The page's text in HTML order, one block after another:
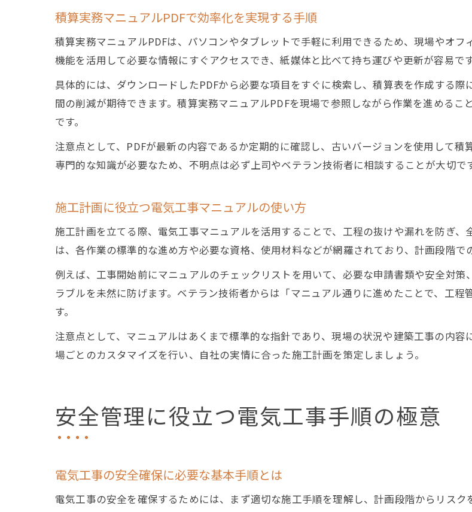
積算実務マニュアルPDFで効率化を実現する手順
積算実務マニュアルPDFは、パソコンやタブレットで手軽に利用できるため、現場やオ
機能を活用して必要な情報にすぐアクセスでき、紙媒体と比べて持ち運びや更新が容易です
具体的には、ダウンロードしたPDFから必要な項目をすぐに検索し、積算表を作成する
間の削減が期待できます。積算実務マニュアルPDFを現場で参照しながら作業を進める
です。
注意点として、PDFが最新の内容であるか定期的に確認し、古いバージョンを使用して
専門的な知識が必要なため、不明点は必ず上司やベテラン技術者に相談することが大切です
施工計画に役立つ電気工事マニュアルの使い方
施工計画を立てる際、電気工事マニュアルを活用することで、工程の抜けや漏れを防ぎ
は、各作業の標準的な進め方や必要な資格、使用材料などが網羅されており、計画段階で
例えば、工事開始前にマニュアルのチェックリストを用いて、必要な申請書類や安全対
ラブルを未然に防げます。ベテラン技術者からは「マニュアル通りに進めたことで、工
す。
注意点として、マニュアルはあくまで標準的な指針であり、現場の状況や建築工事の内
場ごとのカスタマイズを行い、自社の実情に合った施工計画を策定しましょう。
安全管理に役立つ電気工事手順の極意
電気工事の安全確保に必要な基本手順とは
電気工事の安全を確保するためには、まず適切な施工手順を理解し、計画段階からリス